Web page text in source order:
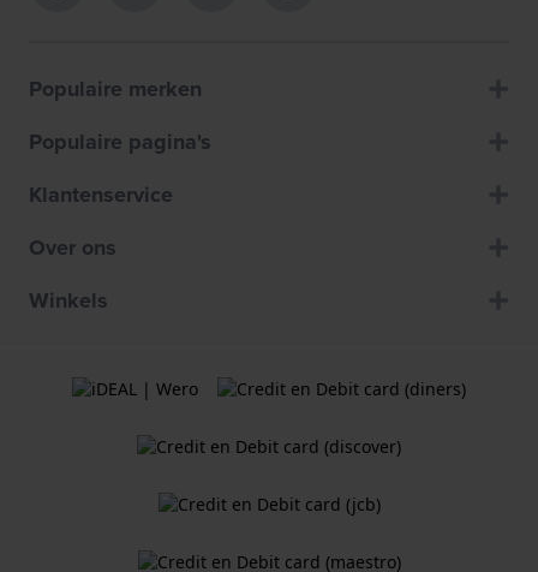
Populaire merken
Populaire pagina's
Klantenservice
Over ons
Winkels